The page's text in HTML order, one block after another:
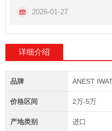
2026-01-27
详细介绍
品牌 ANEST
价格区间 2万-5万
产地类别 进口